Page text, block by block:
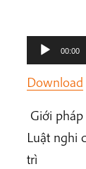
Audio
Player
00:00
Download
Giới pháp
Luật nghi
trì